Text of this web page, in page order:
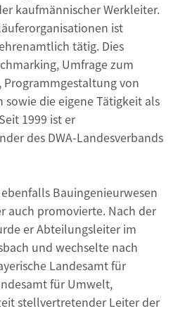
kaufmännischer Werkleiter.
ist
tätig. Dies
Umfrage zum
von
sowie die eigene Tätigkeit als
1999 ist er
des DWA-Landesverbands
Bauingenieurwesen
auch promovierte. Nach der
er Abteilungsleiter im
und wechselte nach
Landesamt für
für Umwelt,
stellvertretender Leiter der